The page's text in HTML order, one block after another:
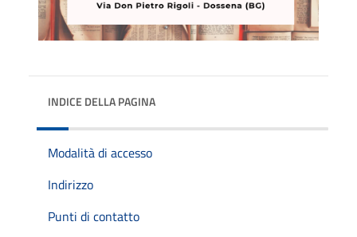
INDICE DELLA PAGINA
Modalità di accesso
Indirizzo
Punti di contatto